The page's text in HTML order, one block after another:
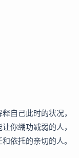
自己此时的状况，
你绷功减弱的人，
依托的亲切的人。